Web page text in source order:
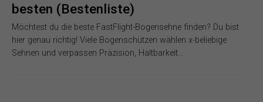
besten (Bestenliste)
Möchtest du die beste FastFlight-Bogensehne finden? Du bist
hier genau richtig! Viele Bogenschützen wählen x-beliebige
Sehnen und verpassen Präzision, Haltbarkeit…